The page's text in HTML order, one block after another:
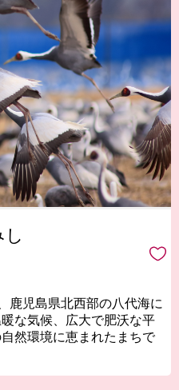
鹿児島県北西部の八代海に
な気候、広大で肥沃な平
然環境に恵まれたまちで